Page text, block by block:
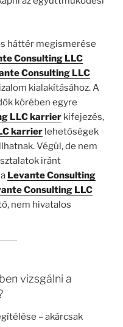
háttér megismerése
Consulting LLC
Consulting LLC
kialakításához. A
körében egyre
LLC karrier kifejezés,
karrier lehetőségek
Végül, de nem
iránt
Levante Consulting
Consulting LLC
nem hivatalos
vizsgálni a
– akárcsak